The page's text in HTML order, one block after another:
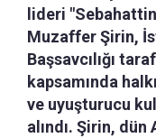
lideri
Muzaffer Şirin,
Başsavcılığı
kapsamında
ve uyuşturucu
alındı. Şirin, dün